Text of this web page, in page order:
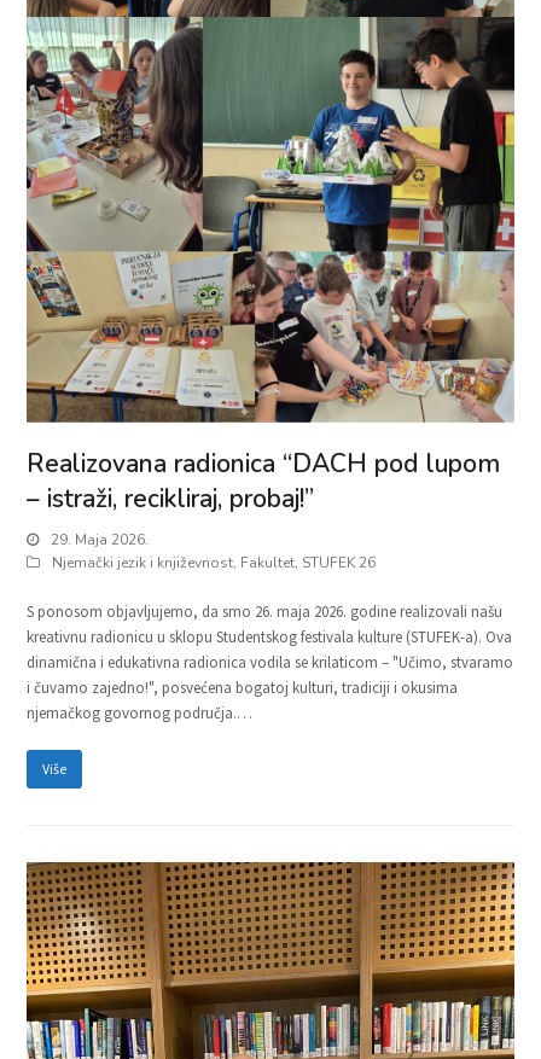
Realizovana radionica “DACH pod lupom
– istraži, recikliraj, probaj!”
29. Maja 2026.
Njemački jezik i književnost, Fakultet, STUFEK 26
S ponosom objavljujemo, da smo 26. maja 2026. godine realizovali našu
kreativnu radionicu u sklopu Studentskog festivala kulture (STUFEK-a). Ova
dinamična i edukativna radionica vodila se krilaticom – "Učimo, stvaramo
i čuvamo zajedno!", posvećena bogatoj kulturi, tradiciji i okusima
njemačkog govornog područja.…
Više